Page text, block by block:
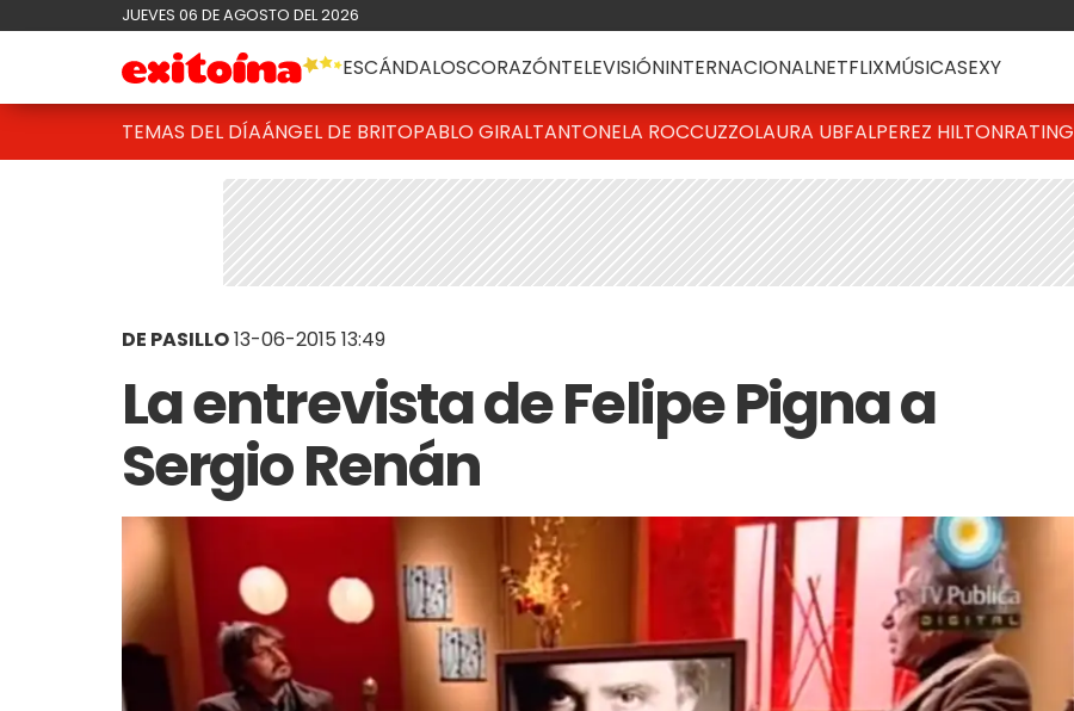
JUEVES 06 DE AGOSTO DEL 2026
ESCÁNDALOSCORAZÓNTELEVISIÓNINTERNACIONALNETFLIXMÚSICASEXY
TEMAS DEL DÍAÁNGEL DE BRITOPABLO GIRALTANTONELA ROCCUZZOLAURA UBFALPEREZ HILTONRATING
DE PASILLO13-06-2015 13:49
La entrevista de Felipe Pigna a
Sergio Renán